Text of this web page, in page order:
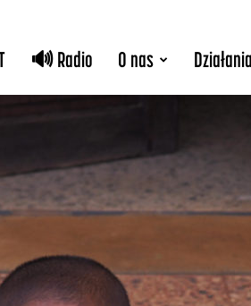
🔊 Radio O nas Działania